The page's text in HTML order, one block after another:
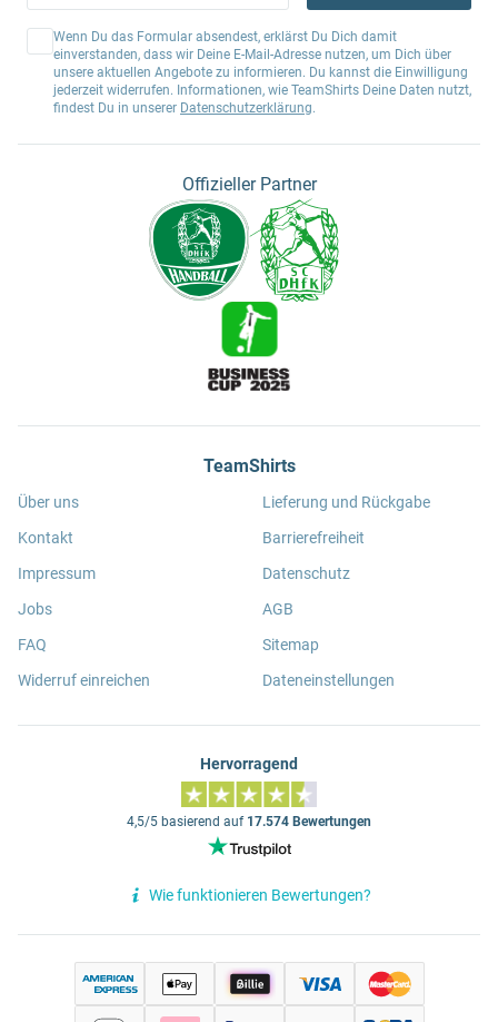
Wenn Du das Formular absendest, erklärst Du Dich damit
einverstanden, dass wir Deine E-Mail-Adresse nutzen, um Dich über
unsere aktuellen Angebote zu informieren. Du kannst die Einwilligung
jederzeit widerrufen. Informationen, wie TeamShirts Deine Daten nutzt,
findest Du in unserer Datenschutzerklärung.
Offizieller Partner
TeamShirts
Über uns
Kontakt
Impressum
Jobs
FAQ
Widerruf einreichen
Lieferung und Rückgabe
Barrierefreiheit
Datenschutz
AGB
Sitemap
Dateneinstellungen
Hervorragend
4,5/5 basierend auf 17.574 Bewertungen
Wie funktionieren Bewertungen?